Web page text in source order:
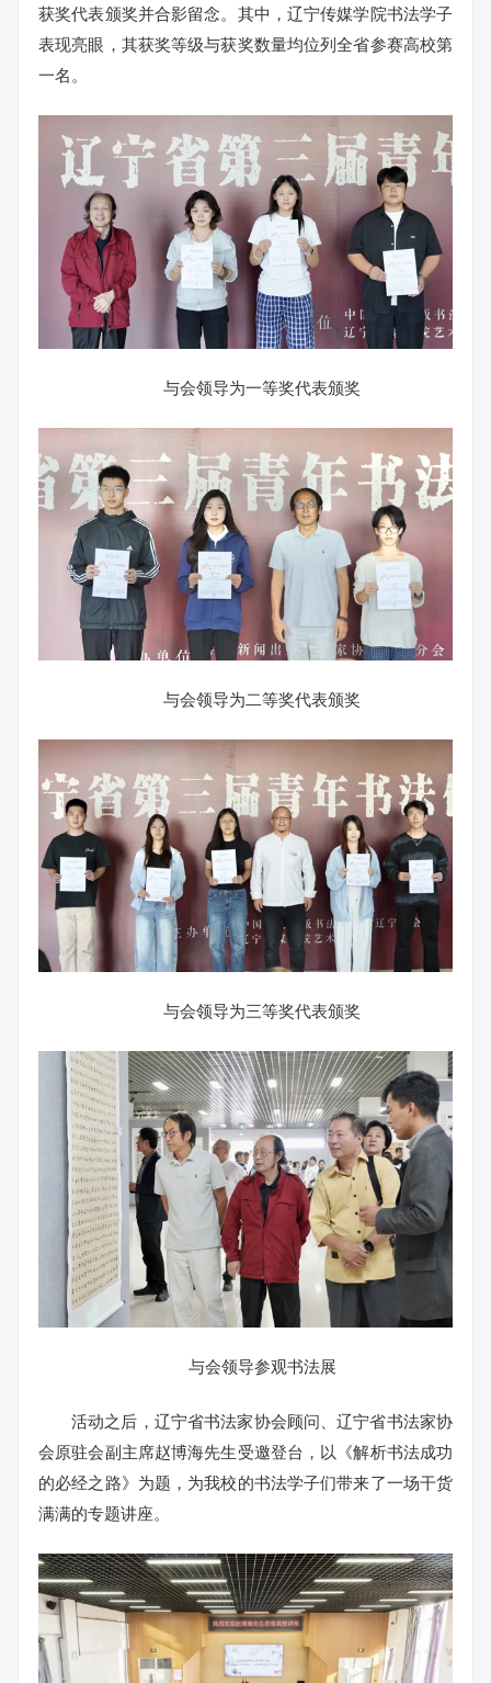
获奖代表颁奖并合影留念。其中，辽宁传媒学院书法学子
表现亮眼，其获奖等级与获奖数量均位列全省参赛高校第
一名。
与会领导为一等奖代表颁奖
与会领导为二等奖代表颁奖
与会领导为三等奖代表颁奖
与会领导参观书法展
活动之后，辽宁省书法家协会顾问、辽宁省书法家协
会原驻会副主席赵博海先生受邀登台，以《解析书法成功
的必经之路》为题，为我校的书法学子们带来了一场干货
满满的专题讲座。